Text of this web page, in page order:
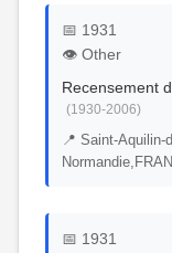
📅 1931
👁️ Other
Recensement
(1930-2006)
📍 Saint-Aquilin-
📅 1931